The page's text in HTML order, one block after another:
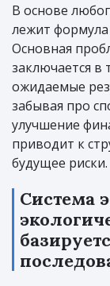
В основе
лежит
Основная
заключается в
ожидаемые
забывая про
улучшение
приводит к
будущее риски.
Система